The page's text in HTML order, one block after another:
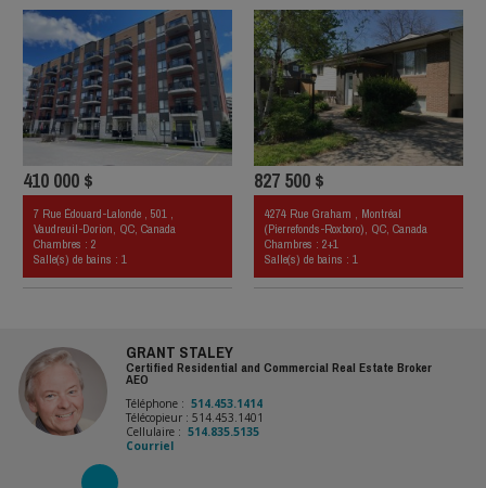
410 000 $
7 Rue Édouard-Lalonde , 501 ,
Vaudreuil-Dorion, QC, Canada
Chambres : 2
Salle(s) de bains : 1
827 500 $
4274 Rue Graham , Montréal
(Pierrefonds-Roxboro), QC, Canada
Chambres : 2+1
Salle(s) de bains : 1
GRANT STALEY
Certified Residential and Commercial Real Estate Broker
AEO
Téléphone : 514.453.1414
Télécopieur : 514.453.1401
Cellulaire : 514.835.5135
Courriel